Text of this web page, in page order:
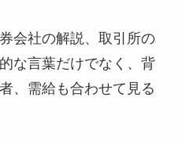
会社の解説、取引所の
な言葉だけでなく、背
、需給も合わせて見る